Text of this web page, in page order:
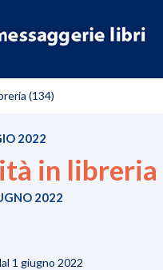
(134)
2022
in libreria
2022
1 giugno 2022